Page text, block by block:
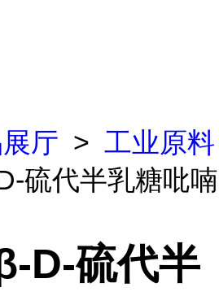
厅 > 工业原料
硫代半乳糖吡喃
D-硫代半